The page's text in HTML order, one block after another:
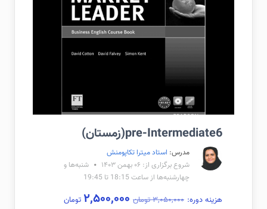
pre-Intermediate6(زمستان)
مدرس: استاد میترا تکاپومنش
شروع برگزاری از: ۰۶ بهمن ۱۴۰۳
شنبه‌ها و
چهارشنبه‌ها از ساعت 18:15 تا 19:45
هزینه دوره: ۳,۰۵۰,۰۰۰ تومان ۲,۵۰۰,۰۰۰ تومان